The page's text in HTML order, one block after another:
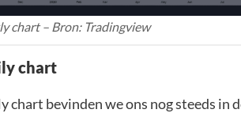
chart – Bron: Tradingview
chart
chart bevinden we ons nog steeds in